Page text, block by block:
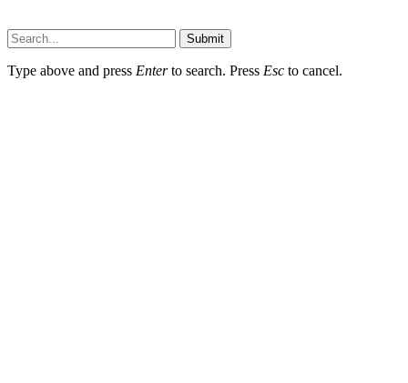
Submit
Type above and press Enterto search. Press Esc to cancel.